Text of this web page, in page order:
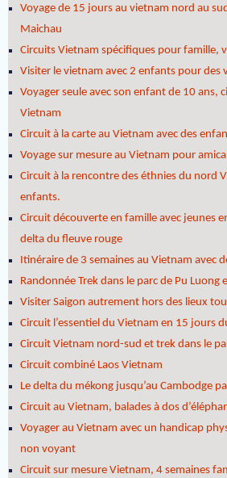
Voyage de 15 jours au vietnam nord au
Maichau
Circuits Vietnam spécifiques pour famille,
Visiter le vietnam avec 2 enfants pour des
Voyager seule avec son enfant de 10 ans,
Vietnam
Circuit à la carte au Vietnam avec des
Voyage sur mesure au Vietnam pour
Circuit à la rencontre des éthnies du nord
enfants.
Circuit découverte en famille avec jeunes
delta du fleuve rouge
Itinéraire de 3 semaines au Vietnam avec
Randonnée Trek dans le parc de Pu Luong
Visiter Saigon autrement hors des lieux
Circuit l’essentiel du Vietnam en 15 jours
Circuit Vietnam nord-sud et trek dans le
Circuit combiné Laos Vietnam
Le delta du mékong jusqu’au Cambodge
Circuit au Vietnam, balades à dos
Voyager au Vietnam avec un handicap
non voyant
Circuit sur mesure Vietnam, 4 semaines